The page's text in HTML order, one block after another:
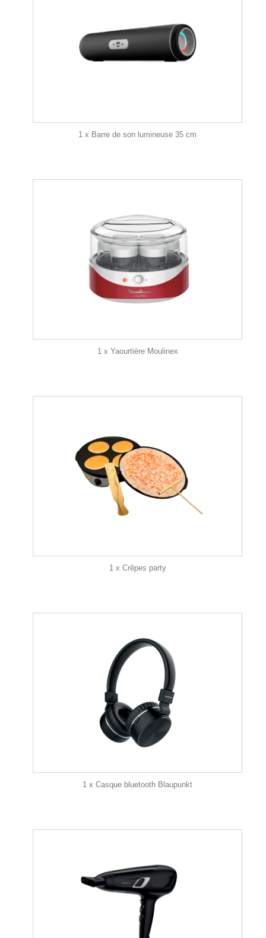
1 x Barre de son lumineuse 35 cm
1 x Yaourtière Moulinex
1 x Crêpes party
1 x Casque bluetooth Blaupunkt